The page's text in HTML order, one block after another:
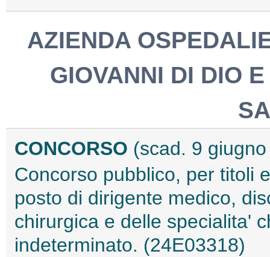
AZIENDA
GIOVANNI DI DIO
CONCORSO (scad. 9
Concorso pubblico, per titoli
posto di dirigente medico,
chirurgica e delle specialita'
indeterminato. (24E03318)